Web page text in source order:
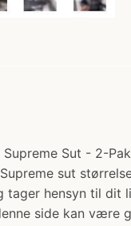
Supreme Sut - 2-
sut
tager hensyn til dit
side kan være